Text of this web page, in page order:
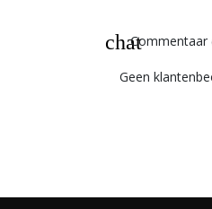
chatCommentaar
Geen